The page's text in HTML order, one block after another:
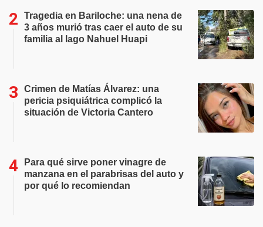
Tragedia en Bariloche: una nena de
3 años murió tras caer el auto de su
familia al lago Nahuel Huapi
Crimen de Matías Álvarez: una
pericia psiquiátrica complicó la
situación de Victoria Cantero
Para qué sirve poner vinagre de
manzana en el parabrisas del auto y
por qué lo recomiendan